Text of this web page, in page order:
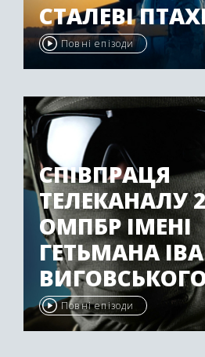
СТАЛЕВІ
Повні епізоди
СПІВПРАЦЯ
ТЕЛЕКАНАЛУ
ОМПБР ІМЕНІ
ГЕТЬМАНА
Повні епізоди